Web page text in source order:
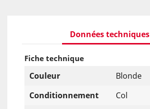
Données techniques
Fiche technique
Couleur
Blonde
Conditionnement
Col